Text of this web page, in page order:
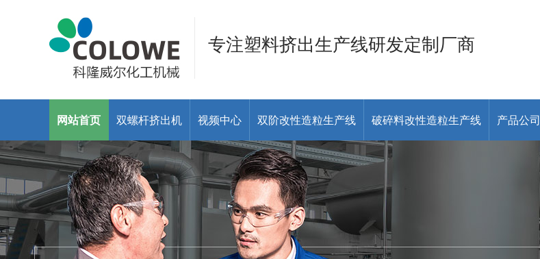
专注塑料挤出生产线研发定制厂商
网站首页 双螺杆挤出机 视频中心 双阶改性造粒生产线 破碎料改性造粒生产线 产品公司